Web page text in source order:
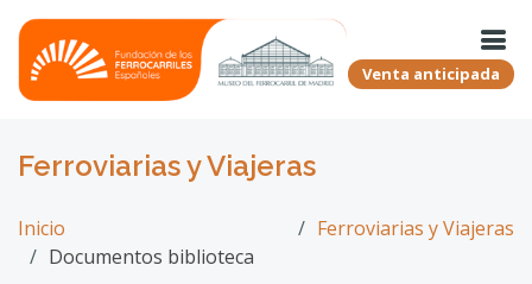
Venta anticipada
Ferroviarias y Viajeras
Inicio
Ferroviarias y Viajeras
Documentos biblioteca